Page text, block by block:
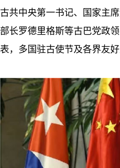
古共中央第一书记、国家主
部长罗德里格斯等古巴党政
表，多国驻古使节及各界友好